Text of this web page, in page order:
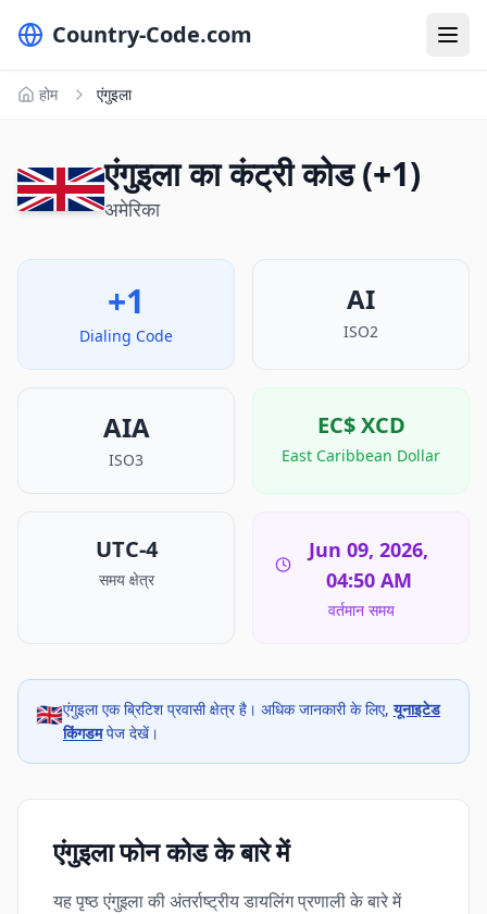
Country-Code.com
होम एंगुइला
एंगुइला का कंट्री कोड (+1)
अमेरिका
+1
Dialing Code
AI
ISO2
AIA
ISO3
EC$ XCD
East Caribbean Dollar
UTC-4
समय क्षेत्र
Jun 09, 2026,
04:50 AM
वर्तमान समय
🇬🇧एंगुइला एक ब्रिटिश प्रवासी क्षेत्र है। अधिक जानकारी के लिए,यूनाइटेड
किंगडमपेज देखें।
एंगुइला फोन कोड के बारे में
यह पृष्ठ एंगुइला की अंतर्राष्ट्रीय डायलिंग प्रणाली के बारे में